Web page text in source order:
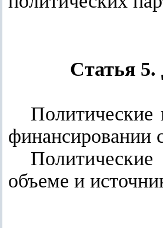
Статья 5.
Политические
финансировании
объеме и